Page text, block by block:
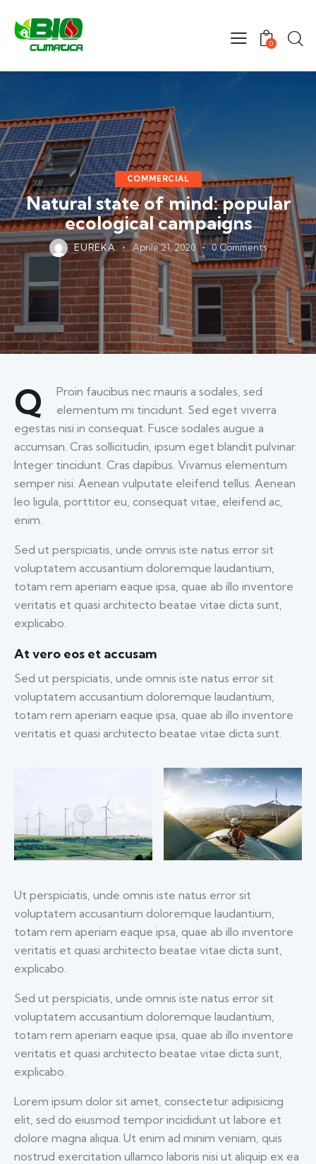
0
COMMERCIAL
Natural state of mind: popular
ecological campaigns
EUREKA Aprile 21, 2020 0 Comments
Q
Proin faucibus nec mauris a sodales, sed
elementum mi tincidunt. Sed eget viverra
egestas nisi in consequat. Fusce sodales augue a
accumsan. Cras sollicitudin, ipsum eget blandit pulvinar.
Integer tincidunt. Cras dapibus. Vivamus elementum
semper nisi. Aenean vulputate eleifend tellus. Aenean
leo ligula, porttitor eu, consequat vitae, eleifend ac,
enim.
Sed ut perspiciatis, unde omnis iste natus error sit
voluptatem accusantium doloremque laudantium,
totam rem aperiam eaque ipsa, quae ab illo inventore
veritatis et quasi architecto beatae vitae dicta sunt,
explicabo.
At vero eos et accusam
Sed ut perspiciatis, unde omnis iste natus error sit
voluptatem accusantium doloremque laudantium,
totam rem aperiam eaque ipsa, quae ab illo inventore
veritatis et quasi architecto beatae vitae dicta sunt.
Ut perspiciatis, unde omnis iste natus error sit
voluptatem accusantium doloremque laudantium,
totam rem aperiam eaque ipsa, quae ab illo inventore
veritatis et quasi architecto beatae vitae dicta sunt,
explicabo.
Sed ut perspiciatis, unde omnis iste natus error sit
voluptatem accusantium doloremque laudantium,
totam rem aperiam eaque ipsa, quae ab illo inventore
veritatis et quasi architecto beatae vitae dicta sunt,
explicabo.
Lorem ipsum dolor sit amet, consectetur adipisicing
elit, sed do eiusmod tempor incididunt ut labore et
dolore magna aliqua. Ut enim ad minim veniam, quis
nostrud exercitation ullamco laboris nisi ut aliquip ex ea